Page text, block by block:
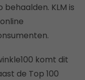
behaalden. KLM is
komt dit
de Top 100